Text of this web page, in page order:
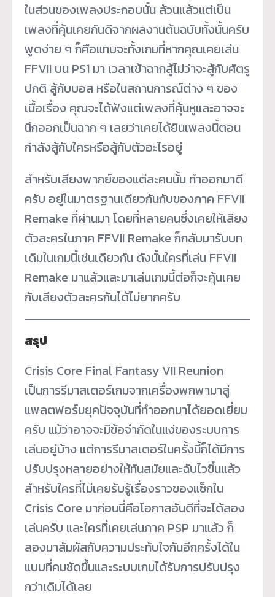
ในส่วนของเพลงประกอบนั้น ล้วนแล้วแต่เป็น
เพลงที่คุ้นเคยกันดีจากผลงานต้นฉบับทั้งนั้นครับ
พูดง่าย ๆ ก็คือแทบจะทั้งเกมที่หากคุณเคยเล่น
FFVII บน PS1 มา เวลาเข้าฉากสู้ไม่ว่าจะสู้กับศัตรู
ปกติ สู้กับบอส หรือในสถานการณ์ต่าง ๆ ของ
เนื้อเรื่อง คุณจะได้ฟังแต่เพลงที่คุ้นหูและอาจจะ
นึกออกเป็นฉาก ๆ เลยว่าเคยได้ยินเพลงนี้ตอน
กำลังสู้กับใครหรือสู้กับตัวอะไรอยู่
สำหรับเสียงพากย์ของแต่ละคนนั้น ทำออกมาดี
ครับ อยู่ในมาตรฐานเดียวกันกับของภาค FFVII
Remake ที่ผ่านมา โดยที่หลายคนซึ่งเคยให้เสียง
ตัวละครในภาค FFVII Remake ก็กลับมารับบท
เดิมในเกมนี้เช่นเดียวกัน ดังนั้นใครที่เล่น FFVII
Remake มาแล้วและมาเล่นเกมนี้ต่อก็จะคุ้นเคย
กับเสียงตัวละครกันได้ไม่ยากครับ
สรุป
Crisis Core Final Fantasy VII Reunion
เป็นการรีมาสเตอร์เกมจากเครื่องพกพามาสู่
แพลตฟอร์มยุคปัจจุบันที่ทำออกมาได้ยอดเยี่ยม
ครับ แม้ว่าอาจจะมีข้อจำกัดในแง่ของระบบการ
เล่นอยู่บ้าง แต่การรีมาสเตอร์ในครั้งนี้ก็ได้มีการ
ปรับปรุงหลายอย่างให้ทันสมัยและฉับไวขึ้นแล้ว
สำหรับใครที่ไม่เคยรับรู้เรื่องราวของแซ็กใน
Crisis Core มาก่อนนี่คือโอกาสอันดีที่จะได้ลอง
เล่นครับ และใครที่เคยเล่นภาค PSP มาแล้ว ก็
ลองมาสัมผัสกับความประทับใจกันอีกครั้งได้ใน
แบบที่คมชัดขึ้นและระบบเกมได้รับการปรับปรุง
กว่าเดิมได้เลย